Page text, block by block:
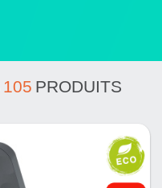
105 PRODUITS